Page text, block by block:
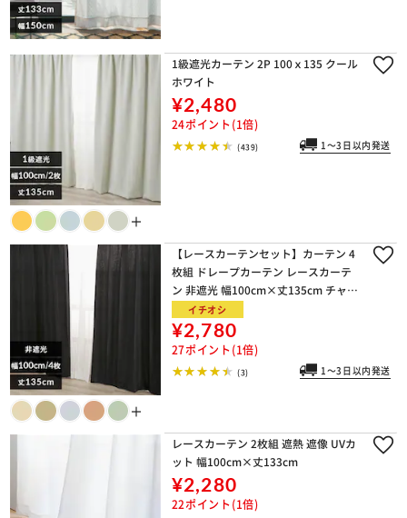
＋
1級遮光カーテン 2P 100ｘ135 クール
ホワイト
¥2,480
24ポイント(1倍)
(439) 1～3日以内発送
＋
【レースカーテンセット】カーテン 4
枚組 ドレープカーテン レースカーテ
ン 非遮光 幅100cm×丈135cm チャコ
ールイチオシ
¥2,780
27ポイント(1倍)
(3) 1～3日以内発送
レースカーテン 2枚組 遮熱 遮像 UVカ
ット 幅100cm×丈133cm
¥2,280
22ポイント(1倍)